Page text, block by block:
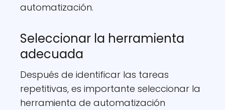
automatización.
Seleccionar la herramienta
adecuada
Después de identificar las tareas
repetitivas, es importante seleccionar la
herramienta de automatización